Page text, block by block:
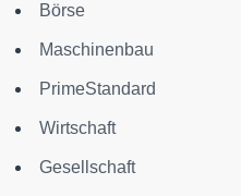
Börse
Maschinenbau
PrimeStandard
Wirtschaft
Gesellschaft